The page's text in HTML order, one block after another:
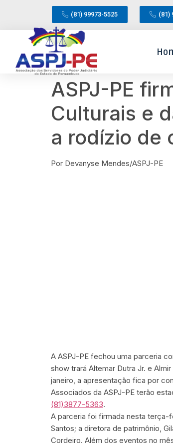
(81) 99973-5525 (81)
ASPJ-PE
Culturais e
a rodízio de
Por Devanyse Mendes/ASPJ-PE
A ASPJ-PE fechou uma parceria
show trará Altemar Dutra Jr. e
janeiro, a apresentação fica por
Associados da ASPJ-PE terão
(81)3877-5363.
A parceria foi firmada nesta terça-
Santos; a diretora de patrimônio,
Cordeiro. Além dos eventos no